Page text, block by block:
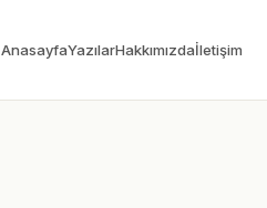
AnasayfaYazılarHakkımızdaİletişim